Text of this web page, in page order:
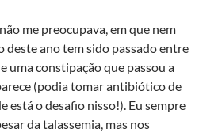
me preocupava, em que nem
deste ano tem sido passado entre
uma constipação que passou a
(podia tomar antibiótico de
está o desafio nisso!). Eu sempre
da talassemia, mas nos